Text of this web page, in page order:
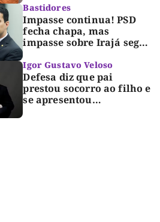
para compor segunda
suplência ao Senado
Bastidores
Impasse continua! PSD
fecha chapa, mas
impasse sobre Irajá segue
TRE; Laurez diz que nome
dele não foi homologado
Igor Gustavo Veloso
Defesa diz que pai
prestou socorro ao filho e
se apresentou